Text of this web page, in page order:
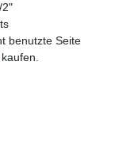
2"
benutzte Seite